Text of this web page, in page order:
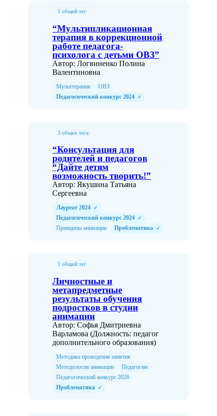
1 общий тег
“Мультипликационная
терапия в коррекционной
работе педагога-
психолога с детьми ОВЗ”
Автор: Логвиненко Полина
Валентиновна
Мульттерапия
ОВЗ
Педагогический конкурс 2024
✓
3 общих тега
“Консультация для
родителей и педагогов
“Дайте детям
возможность творить!”
Автор: Якушина Татьяна
Сергеевна
Лауреат 2024 ✓
Педагогический конкурс 2024 ✓
Принципы анимации Проблематика ✓
1 общий тег
Личностные и
метапредметные
результаты обучения
подростков в студии
анимации
Автор: Софья Дмитриевна
Варламова (Должность: педагог
дополнительного образования)
Методика проведения занятия
Методология анимации
Педагогам
Педагогический конкурс 2026
Проблематика
✓